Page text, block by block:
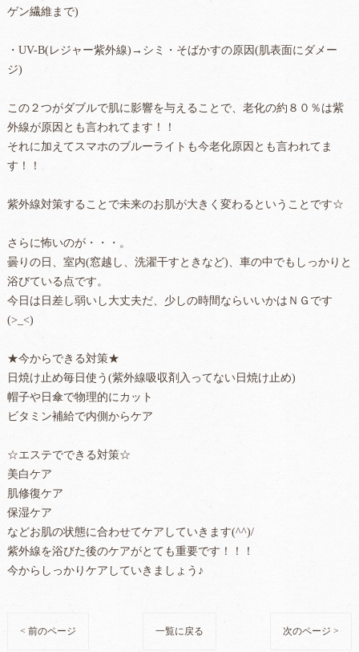
ゲン繊維まで)
・UV-B(レジャー紫外線)→シミ・そばかすの原因(肌表面にダメー
ジ)
この２つがダブルで肌に影響を与えることで、老化の約８０％は紫
外線が原因とも言われてます！！
それに加えてスマホのブルーライトも今老化原因とも言われてま
す！！
紫外線対策することで未来のお肌が大きく変わるということです☆
さらに怖いのが・・・。
曇りの日、室内(窓越し、洗濯干すときなど)、車の中でもしっかりと
浴びている点です。
今日は日差し弱いし大丈夫だ、少しの時間ならいいかはＮＧです
(>_<)
★今からできる対策★
日焼け止め毎日使う(紫外線吸収剤入ってない日焼け止め)
帽子や日傘で物理的にカット
ビタミン補給で内側からケア
☆エステでできる対策☆
美白ケア
肌修復ケア
保湿ケア
などお肌の状態に合わせてケアしていきます(^^)/
紫外線を浴びた後のケアがとても重要です！！！
今からしっかりケアしていきましょう♪
< 前のページ 一覧に戻る 次のページ >